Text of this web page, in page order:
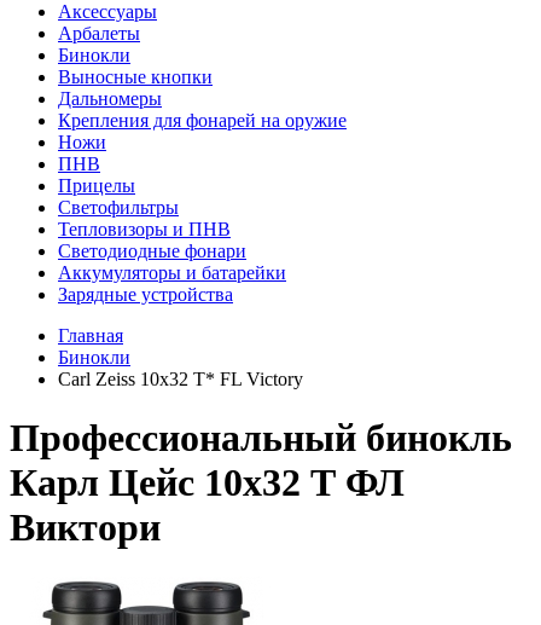
Аксессуары
Арбалеты
Бинокли
Выносные кнопки
Дальномеры
Крепления для фонарей на оружие
Ножи
ПНВ
Прицелы
Светофильтры
Тепловизоры и ПНВ
Светодиодные фонари
Аккумуляторы и батарейки
Зарядные устройства
Главная
Бинокли
Carl Zeiss 10x32 T* FL Victory
Профессиональный бинокль
Карл Цейс 10х32 Т ФЛ
Виктори